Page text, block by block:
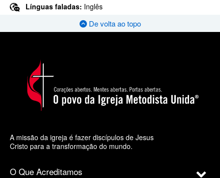
Línguas faladas: Inglês
De volta ao topo
A missão da igreja é fazer discípulos de Jesus
Cristo para a transformação do mundo.
O Que Acreditamos